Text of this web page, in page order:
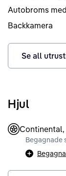
Autobroms
Backkamera
Se all
Hjul
Begagnade